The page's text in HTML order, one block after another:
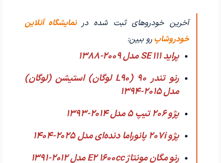
آخرین خودروهای ثبت شده در نمایشگاه آنلاین
خودروشاپرو ببین:
پراید 111 SE مدل 2009-1388
رنو تندر 90 (L90 لوگان) استیشن (لوگان)
مدل 2015-1394
پژو 206 تیپ ۵ مدل 2014-1393
پژو 207i پانوراما دنده‌ای مدل 2025-1404
رنو مگان مونتاژ E2 1600cc مدل 2012-1391